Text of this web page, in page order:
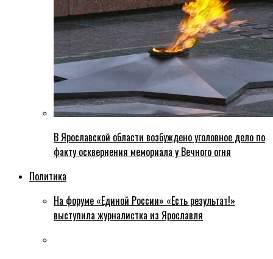
В Ярославской области возбуждено уголовное дело по
факту осквернения мемориала у Вечного огня
Политика
На форуме «Единой России» «Есть результат!»
выступила журналистка из Ярославля